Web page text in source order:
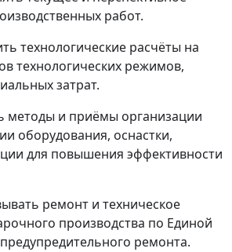
работ.
технологические расчёты на
технологических режимов,
затрат.
методы и приёмы организации
оборудования, оснастки,
для повышения эффективности
ремонт и техническое
производства по Единой
ремонта.